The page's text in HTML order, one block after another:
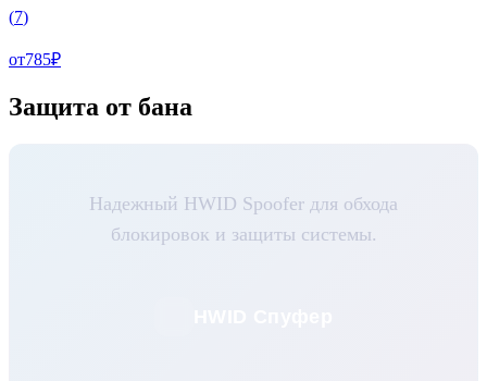
(7)
от785₽
Защита от бана
Надежный HWID Spoofer для обхода
блокировок и защиты системы.